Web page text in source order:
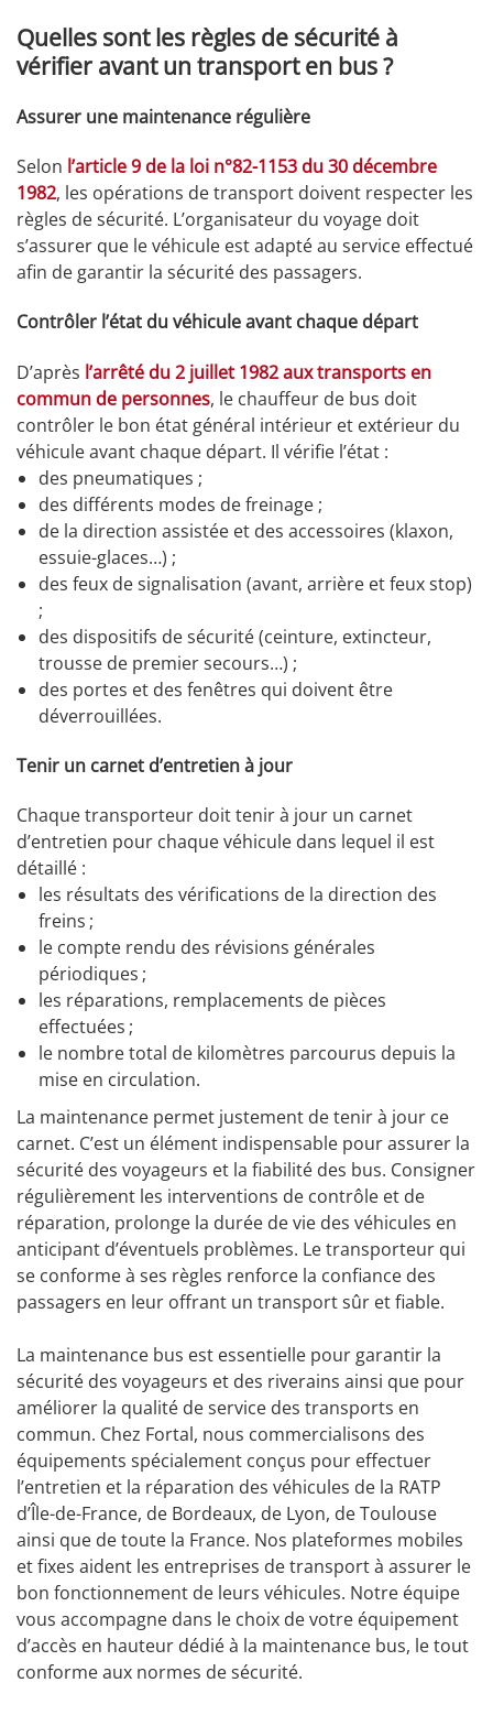
Quelles sont les règles de sécurité à
vérifier avant un transport en bus ?
Assurer une maintenance régulière
Selon l’article 9 de la loi n°82-1153 du 30 décembre
1982, les opérations de transport doivent respecter les
règles de sécurité. L’organisateur du voyage doit
s’assurer que le véhicule est adapté au service effectué
afin de garantir la sécurité des passagers.
Contrôler l’état du véhicule avant chaque départ
D’après l’arrêté du 2 juillet 1982 aux transports en
commun de personnes, le chauffeur de bus doit
contrôler le bon état général intérieur et extérieur du
véhicule avant chaque départ. Il vérifie l’état :
des pneumatiques ;
des différents modes de freinage ;
de la direction assistée et des accessoires (klaxon,
essuie-glaces…) ;
des feux de signalisation (avant, arrière et feux stop)
;
des dispositifs de sécurité (ceinture, extincteur,
trousse de premier secours…) ;
des portes et des fenêtres qui doivent être
déverrouillées.
Tenir un carnet d’entretien à jour
Chaque transporteur doit tenir à jour un carnet
d’entretien pour chaque véhicule dans lequel il est
détaillé :
les résultats des vérifications de la direction des
freins ;
le compte rendu des révisions générales
périodiques ;
les réparations, remplacements de pièces
effectuées ;
le nombre total de kilomètres parcourus depuis la
mise en circulation.
La maintenance permet justement de tenir à jour ce
carnet. C’est un élément indispensable pour assurer la
sécurité des voyageurs et la fiabilité des bus. Consigner
régulièrement les interventions de contrôle et de
réparation, prolonge la durée de vie des véhicules en
anticipant d’éventuels problèmes. Le transporteur qui
se conforme à ses règles renforce la confiance des
passagers en leur offrant un transport sûr et fiable.
La maintenance bus est essentielle pour garantir la
sécurité des voyageurs et des riverains ainsi que pour
améliorer la qualité de service des transports en
commun. Chez Fortal, nous commercialisons des
équipements spécialement conçus pour effectuer
l’entretien et la réparation des véhicules de la RATP
d’Île-de-France, de Bordeaux, de Lyon, de Toulouse
ainsi que de toute la France. Nos plateformes mobiles
et fixes aident les entreprises de transport à assurer le
bon fonctionnement de leurs véhicules. Notre équipe
vous accompagne dans le choix de votre équipement
d’accès en hauteur dédié à la maintenance bus, le tout
conforme aux normes de sécurité.